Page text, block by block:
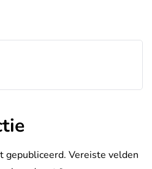
gepubliceerd. Vereiste velden